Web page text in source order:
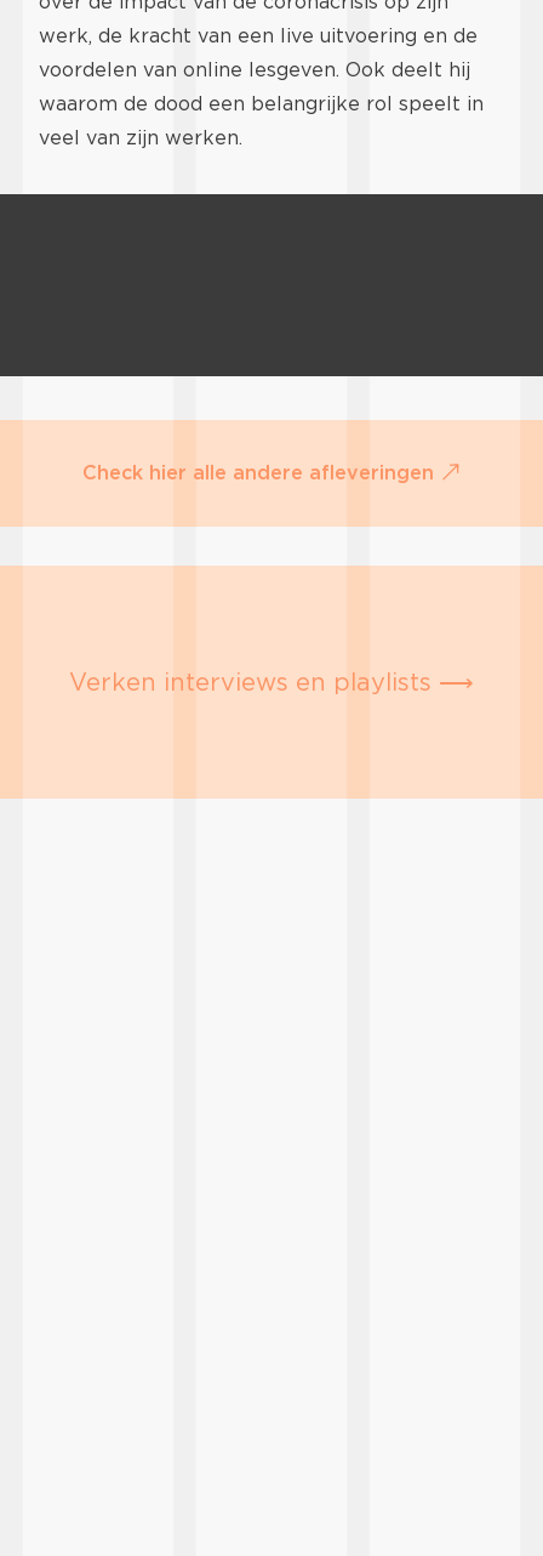
werk, de kracht van een live uitvoering en de
voordelen van online lesgeven. Ook deelt hij
waarom de dood een belangrijke rol speelt in
veel van zijn werken.
Check hier alle andere afleveringen
Verken interviews en playlists ⟶